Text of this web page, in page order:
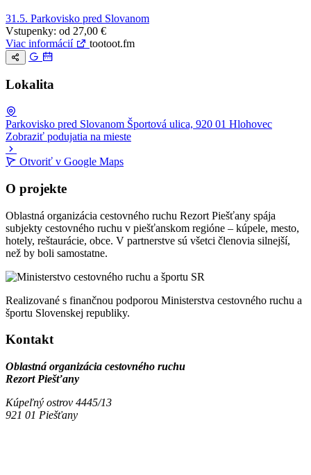
31.5. Parkovisko pred Slovanom
Vstupenky: od 27,00 €
Viac informácií
tootoot.fm
Lokalita
Parkovisko pred Slovanom Športová ulica, 920 01 Hlohovec
Zobraziť podujatia na mieste
−
Otvoriť v Google Maps
O projekte
Oblastná organizácia cestovného ruchu Rezort Piešťany spája
subjekty cestovného ruchu v piešťanskom regióne – kúpele, mesto,
hotely, reštaurácie, obce. V partnerstve sú všetci členovia silnejší,
než by boli samostatne.
Realizované s finančnou podporou Ministerstva cestovného ruchu a
športu Slovenskej republiky.
Kontakt
Oblastná organizácia cestovného ruchu
Rezort Piešťany
Kúpeľný ostrov 4445/13
921 01 Piešťany